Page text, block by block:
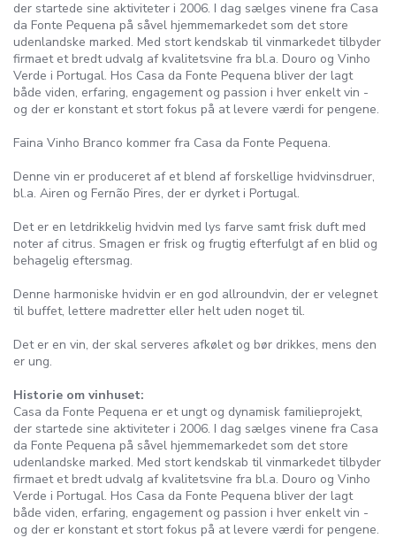
der startede sine aktiviteter i 2006. I dag sælges vinene fra Casa
da Fonte Pequena på såvel hjemmemarkedet som det store
udenlandske marked. Med stort kendskab til vinmarkedet tilbyder
firmaet et bredt udvalg af kvalitetsvine fra bl.a. Douro og Vinho
Verde i Portugal. Hos Casa da Fonte Pequena bliver der lagt
både viden, erfaring, engagement og passion i hver enkelt vin -
og der er konstant et stort fokus på at levere værdi for pengene.
Faina Vinho Branco kommer fra Casa da Fonte Pequena.
Denne vin er produceret af et blend af forskellige hvidvinsdruer,
bl.a. Airen og Fernão Pires, der er dyrket i Portugal.
Det er en letdrikkelig hvidvin med lys farve samt frisk duft med
noter af citrus. Smagen er frisk og frugtig efterfulgt af en blid og
behagelig eftersmag.
Denne harmoniske hvidvin er en god allroundvin, der er velegnet
til buffet, lettere madretter eller helt uden noget til.
Det er en vin, der skal serveres afkølet og bør drikkes, mens den
er ung.
Historie om vinhuset:
Casa da Fonte Pequena er et ungt og dynamisk familieprojekt,
der startede sine aktiviteter i 2006. I dag sælges vinene fra Casa
da Fonte Pequena på såvel hjemmemarkedet som det store
udenlandske marked. Med stort kendskab til vinmarkedet tilbyder
firmaet et bredt udvalg af kvalitetsvine fra bl.a. Douro og Vinho
Verde i Portugal. Hos Casa da Fonte Pequena bliver der lagt
både viden, erfaring, engagement og passion i hver enkelt vin -
og der er konstant et stort fokus på at levere værdi for pengene.